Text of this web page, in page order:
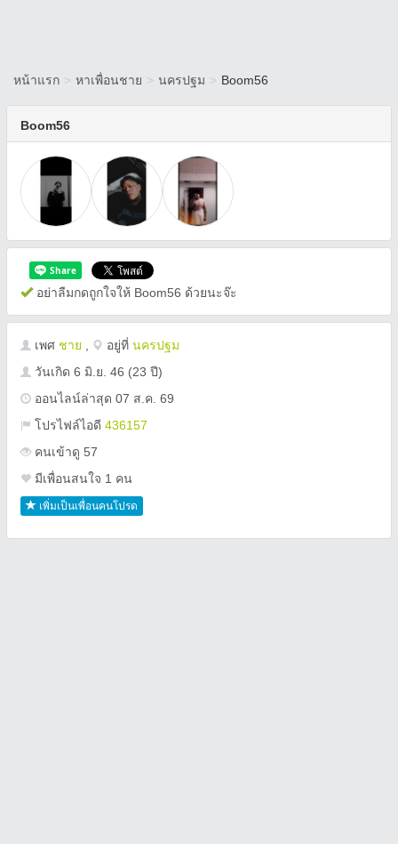
หน้าแรก > หาเพื่อนชาย > นครปฐม > Boom56
Boom56
อย่าลืมกดถูกใจให้ Boom56 ด้วยนะจ๊ะ
เพศ ชาย อยู่ที่ นครปฐม
วันเกิด 6 มิ.ย. 46 (23 ปี)
ออนไลน์ล่าสุด 07 ส.ค. 69
โปรไฟล์ไอดี 436157
คนเข้าดู 57
มีเพื่อนสนใจ 1 คน
เพิ่มเป็นเพื่อนคนโปรด